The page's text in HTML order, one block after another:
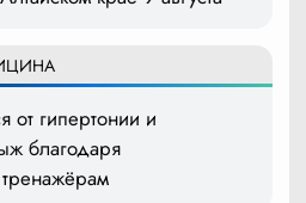
от гипертонии и
благодаря